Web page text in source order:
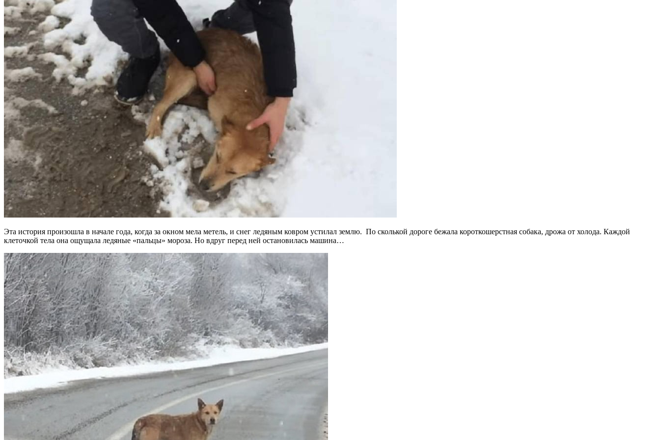
Эта история произошла в начале года, когда за окном мела метель, и снег ледяным ковром устилал землю. По сколькой дороге бежала короткошерстная собака, дрожа от холода. Каждой
клеточкой тела она ощущала ледяные «пальцы» мороза. Но вдруг перед ней остановилась машина…